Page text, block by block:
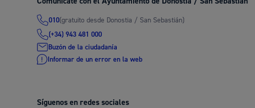
010(gratuito desde Donostia / San Sebastián)
(+34) 943 481 000
Buzón de la ciudadanía
Informar de un error en la web
Síguenos en redes sociales